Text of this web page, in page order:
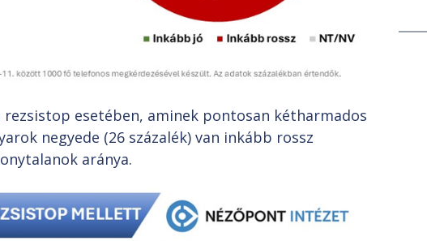
esetében, aminek pontosan kétharmados
negyede (26 százalék) van inkább rossz
aránya.